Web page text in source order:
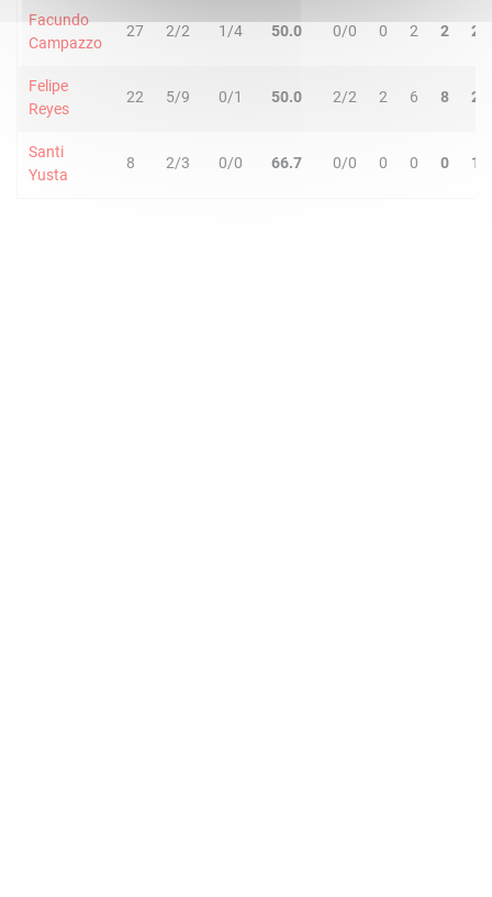
Facundo
Campazzo
27 2/2 1/4 50.0 0/0 0 2 2 2
Felipe
Reyes
22 5/9 0/1 50.0 2/2 2 6 8 2
Santi
Yusta
8 2/3 0/0 66.7 0/0 0 0 0 1